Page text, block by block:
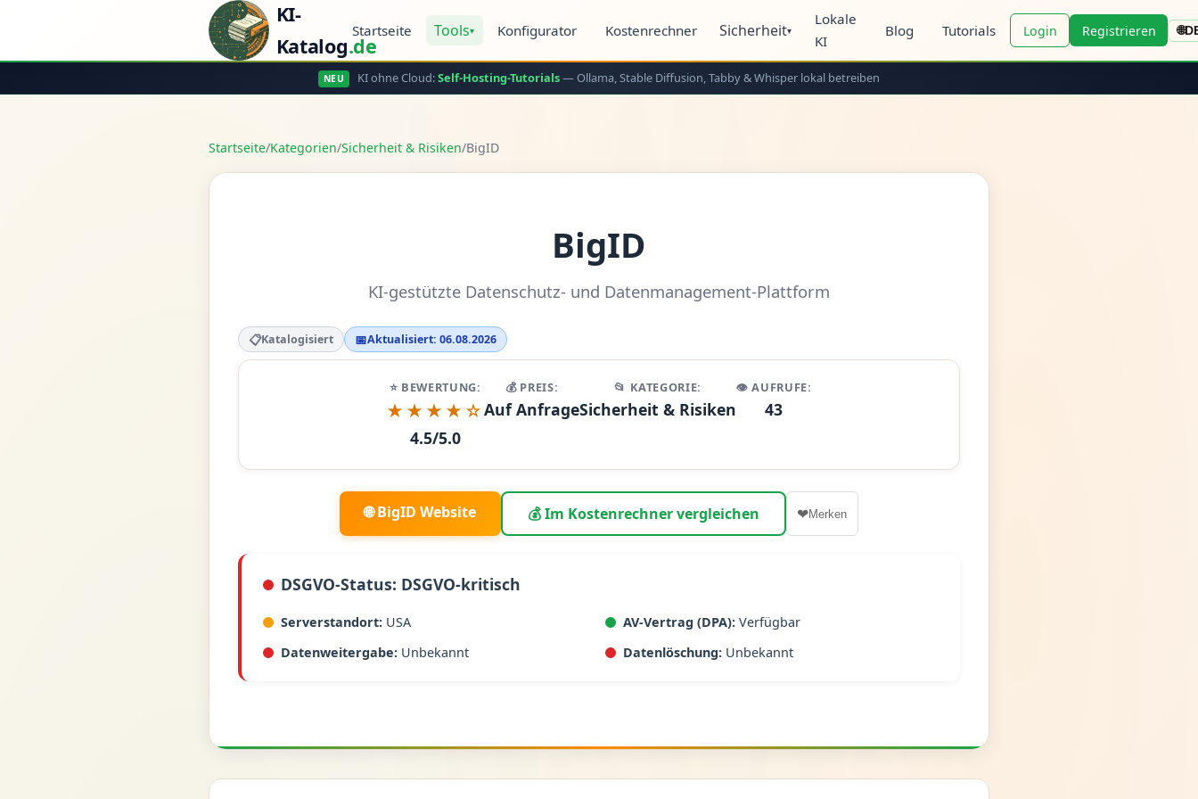
KI-
Katalog.de
Startseite Tools▾ Konfigurator Kostenrechner Sicherheit▾
Lokale
KI
Blog Tutorials Login Registrieren 🌐
NEU KI ohne Cloud:Self-Hosting-Tutorials— Ollama, Stable Diffusion, Tabby & Whisper lokal betreiben
Startseite/Kategorien/Sicherheit & Risiken/BigID
BigID
KI-gestützte Datenschutz- und Datenmanagement-Plattform
📋Katalogisiert 📅Aktualisiert: 06.08.2026
⭐ BEWERTUNG:
★★★★☆
4.5/5.0
💰 PREIS:
Auf Anfrage
📂 KATEGORIE:
Sicherheit & Risiken
👁️ AUFRUFE:
43
🌐 BigID Website 💰 Im Kostenrechner vergleichen ❤Merken
DSGVO-Status: DSGVO-kritisch
Serverstandort: USA AV-Vertrag (DPA): Verfügbar
Datenweitergabe: Unbekannt Datenlöschung: Unbekannt